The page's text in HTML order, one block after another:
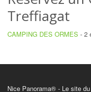
Treffiagat
CAMPING DES ORMES - 2
Nice Panorama® - Le site